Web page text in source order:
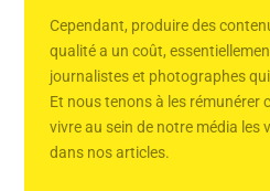
Cependant, produire des
qualité a un coût,
journalistes et photographes
Et nous tenons à les rémunérer
vivre au sein de notre média les
dans nos articles.